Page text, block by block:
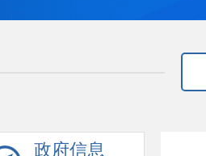
政府信息